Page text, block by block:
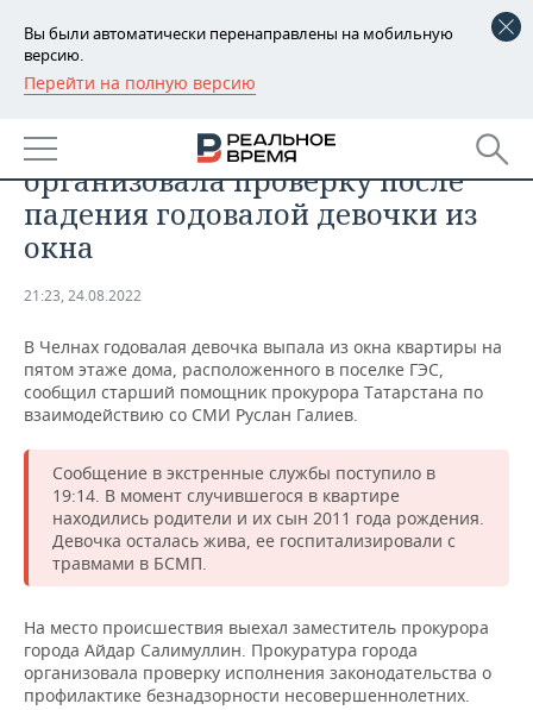
Вы были автоматически перенаправлены на мобильную
версию.
Перейти на полную версию
РЕГИОНЫ
БАШКОРТОСТАН
ТАТАРСТАН
УДМУРТИЯ
НОВОСТИ
АНАЛИТИКА
НОВОСТИ АНАЛИТИКИ
ДЕКЛАРАЦИИ О ДОХОДАХ
КОРОЛИ ГОСЗАКАЗА ПФО
ВУЗЫ ТАТАРСТАНА
КОМУ ПРИНАДЛЕЖАТ
ТОРГОВЫЕ ЦЕНТРЫ
ТАТАРСТАНА
ЭКОНОМИКА
НОВОСТИ ЭКОНОМИКИ
ФИНАНСЫ
БАНКИ
БЮДЖЕТ
ИНВЕСТИЦИИ
ПРОМЫШЛЕННОСТЬ
НОВОСТИ
ПРОМЫШЛЕННОСТИ
АГРОПРОМ
МАШИНОСТРОЕНИЕ
НЕФТЕХИМИЯ
ОПК
ЭНЕРГЕТИКА
НЕДВИЖИМОСТЬ
НОВОСТИ НЕДВИЖИМОСТИ
АВТО
НОВОСТИ АВТО
БИЗНЕС
НОВОСТИ БИЗНЕСА
РОЗНИЧНАЯ ТОРГОВЛЯ
ТРАНСПОРТ
УСЛУГИ
ТЕХНОЛОГИИ
НОВОСТИ ТЕХНОЛОГИЙ
IT
МЕДИА
МЕРОПРИЯТИЯ
НОВОСТИ МЕРОПРИЯТИЙ
ВЫЕЗДНАЯ РЕДАКЦИЯ
СПОРТ
НОВОСТИ СПОРТА
ОБЩЕСТВО
В Челнах прокуратура
организовала проверку после
падения годовалой девочки из
окна
21:23, 24.08.2022
В Челнах годовалая девочка выпала из окна квартиры на
пятом этаже дома, расположенного в поселке ГЭС,
сообщил старший помощник прокурора Татарстана по
взаимодействию со СМИ Руслан Галиев.
Сообщение в экстренные службы поступило в
19:14. В момент случившегося в квартире
находились родители и их сын 2011 года рождения.
Девочка осталась жива, ее госпитализировали с
травмами в БСМП.
На место происшествия выехал заместитель прокурора
города Айдар Салимуллин. Прокуратура города
организовала проверку исполнения законодательства о
профилактике безнадзорности несовершеннолетних.